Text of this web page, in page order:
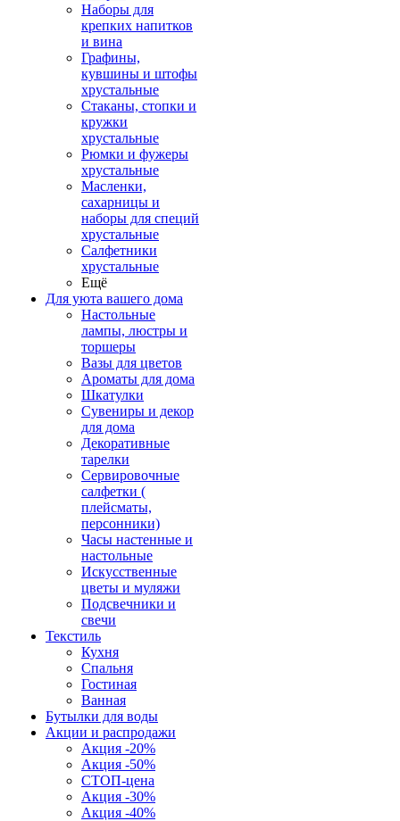
Наборы для
крепких напитков
и вина
Графины,
кувшины и штофы
хрустальные
Стаканы, стопки и
кружки
хрустальные
Рюмки и фужеры
хрустальные
Масленки,
сахарницы и
наборы для специй
хрустальные
Салфетники
хрустальные
Ещё
Для уюта вашего дома
Настольные
лампы, люстры и
торшеры
Вазы для цветов
Ароматы для дома
Шкатулки
Сувениры и декор
для дома
Декоративные
тарелки
Сервировочные
салфетки (
плейсматы,
персонники)
Часы настенные и
настольные
Искусственные
цветы и муляжи
Подсвечники и
свечи
Текстиль
Кухня
Спальня
Гостиная
Ванная
Бутылки для воды
Акции и распродажи
Акция -20%
Акция -50%
СТОП-цена
Акция -30%
Акция -40%